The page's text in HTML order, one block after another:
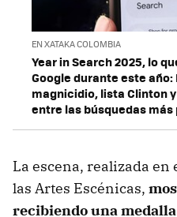
EN XATAKA COLOMBIA
Year in Search 2025, lo
Google durante este
magnicidio, lista Clinton
entre las búsquedas
La escena, realizada
las Artes Escénicas,
recibiendo una